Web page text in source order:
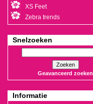
XS Feet
Zebra trends
Snelzoeken
Zoeken
Geavanceerd zoeken
Informatie